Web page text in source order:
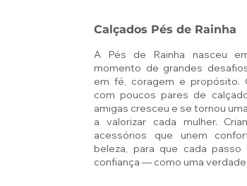
Calçados Pés de Rainha
A Pés de Rainha nasceu
momento de grandes
em fé, coragem e propósito.
com poucos pares de
amigas cresceu e se tornou
a valorizar cada mulher.
acessórios que unem
beleza, para que cada
confiança — como uma